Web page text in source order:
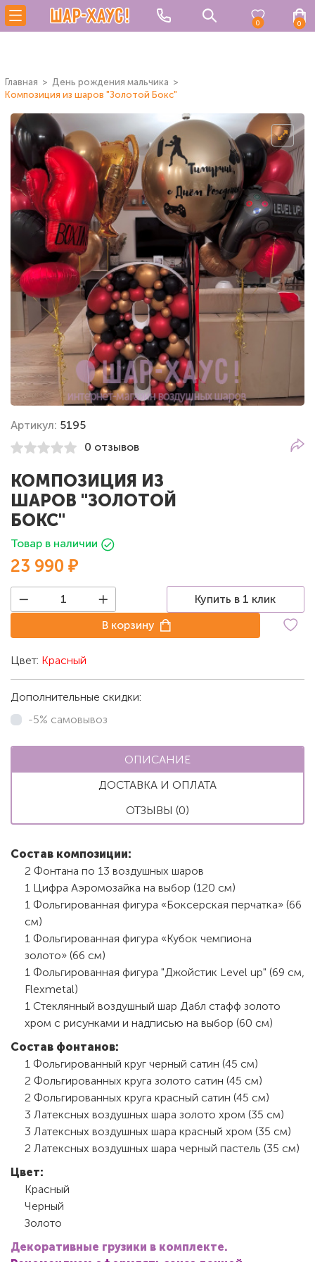
0 0
Главная
День рождения мальчика
Композиция из шаров "Золотой Бокс"
Артикул: 5195
0 отзывов
КОМПОЗИЦИЯ ИЗ
ШАРОВ "ЗОЛОТОЙ
БОКС"
Товар в наличии
23 990 ₽
Купить в 1 клик
В корзину
Цвет: Красный
Дополнительные скидки:
-5% самовывоз
ОПИСАНИЕ
ДОСТАВКА И ОПЛАТА
ОТЗЫВЫ (0)
Состав композиции:
2 Фонтана по 13 воздушных шаров
1 Цифра Аэромозайка на выбор (120 см)
1 Фольгированная фигура «Боксерская перчатка» (66
см)
1 Фольгированная фигура «Кубок чемпиона
золото» (66 см)
1 Фольгированная фигура "Джойстик Level up" (69 см,
Flexmetal)
1 Стеклянный воздушный шар Дабл стафф золото
хром с рисунками и надписью на выбор (60 см)
Состав фонтанов:
1 Фольгированный круг черный сатин (45 см)
2 Фольгированных круга золото сатин (45 см)
2 Фольгированных круга красный сатин (45 см)
3 Латексных воздушных шара золото хром (35 см)
3 Латексных воздушных шара красный хром (35 см)
2 Латексных воздушных шара черный пастель (35 см)
Цвет:
Красный
Черный
Золото
Декоративные грузики в комплекте.